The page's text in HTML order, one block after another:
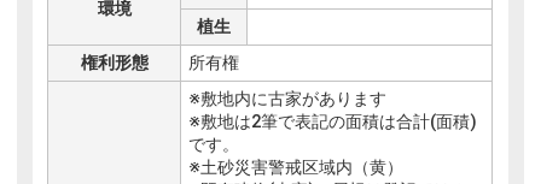
環境
植生
権利形態
所有権
※敷地内に古家があります
※敷地は2筆で表記の面積は合計(面積)
です。
※土砂災害警戒区域内（黄）